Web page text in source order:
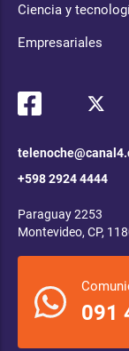
Ciencia y
Empresariales
+598 2924 4444
Paraguay 2253
Montevideo, CP,
091